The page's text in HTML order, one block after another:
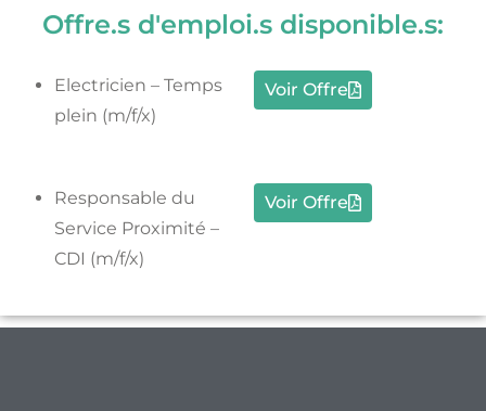
Offre.s d'emploi.s disponible.s:
Electricien – Temps
plein (m/f/x)
Voir Offre
Responsable du
Service Proximité –
CDI (m/f/x)
Voir Offre